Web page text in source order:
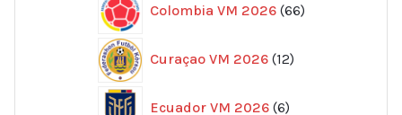
Colombia VM 2026 66
produkter
Curaçao VM 2026 12
produkter
Ecuador VM 2026 6